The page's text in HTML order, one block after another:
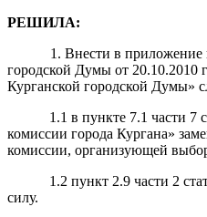
РЕШИЛА:
1. Внести в
городской Думы от 20.10.2010
Курганской городской Думы»
1.1 в пункте 7.1 части 7
комиссии города Кургана»
комиссии, организующей
1.2 пункт 2.9 части 2
силу.